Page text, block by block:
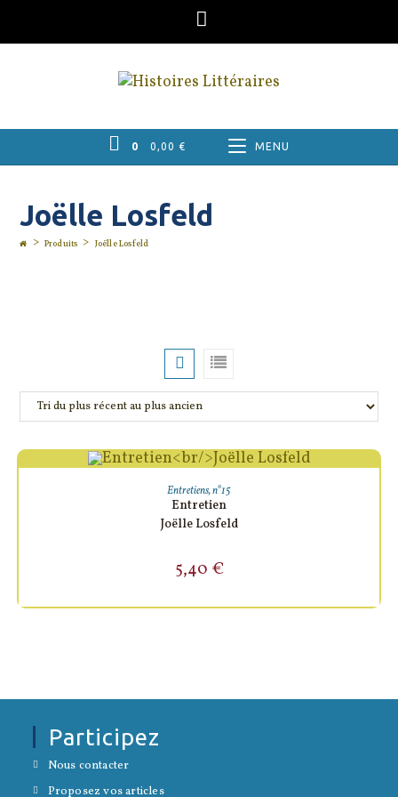
content
0 0,00 € MENU
Joëlle Losfeld
> Produits > Joëlle Losfeld
AJOUTER AU PANIER
Entretiens,n°15
Entretien
Joëlle Losfeld
5,40 €
Participez
Nous contacter
un
Proposez vos articles